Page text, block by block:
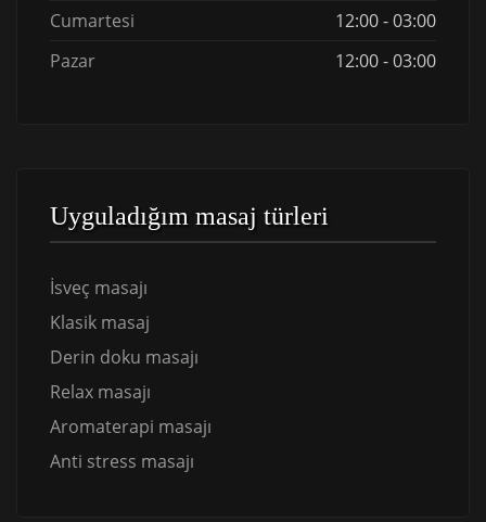
Cumartesi
12:00 - 03:00
Pazar
12:00 - 03:00
Uyguladığım masaj türleri
İsveç masajı
Klasik masaj
Derin doku masajı
Relax masajı
Aromaterapi masajı
Anti stress masajı